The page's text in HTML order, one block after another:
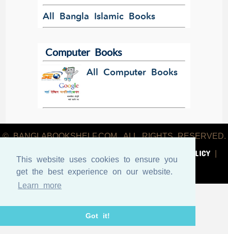
This website uses cookies to ensure you
get the best experience on our website.
Learn more
Got it!
All Bangla Islamic Books
Computer Books
All Computer Books
© BANGLABOOKSHELF.COM. ALL RIGHTS RESERVED.
PRIVACY POLICY